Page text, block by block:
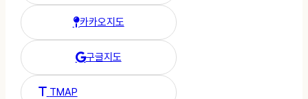
카카오지도
한강수병원 카카오 지도
구글지도
한강수병원 구글 지도
TMAP한강수병원 티맵 길찾기